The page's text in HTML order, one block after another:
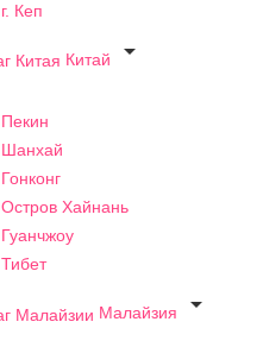
г. Кеп
Китай

Пекин
Шанхай
Гонконг
Остров Хайнань
Гуанчжоу
Тибет
Малайзия
